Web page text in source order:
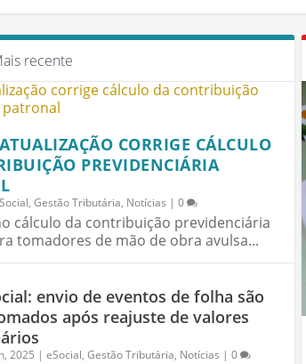
recente
CORRIGE CÁLCULO
PREVIDENCIÁRIA
,Gestão Tributária, Notícias |0
cálculo da contribuição previdenciária
tomadores de mão de obra avulsa...
envio de eventos de folha são
após reajuste de valores
2025 |eSocial,Gestão Tributária, Notícias |0